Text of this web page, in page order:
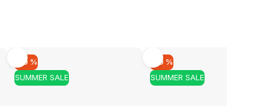
SUMMER SALE
–10 %
SUMMER SALE
–10 %